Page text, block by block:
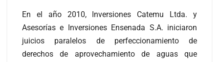
En el año 2010, Inversiones Catemu Ltda. y
Asesorías e Inversiones Ensenada S.A. iniciaron
juicios paralelos de perfeccionamiento de
derechos de aprovechamiento de aguas que